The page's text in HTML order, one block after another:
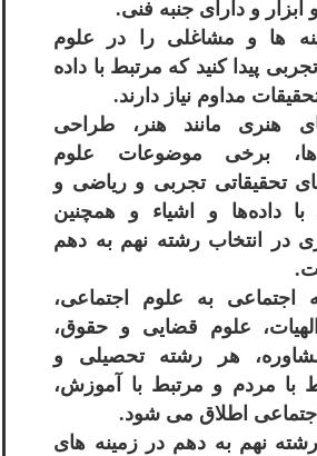
ابزار و دارای جنبه فنی.
ها و مشاغلی را در علوم
پیدا کنید که مرتبط با داده
مداوم نیاز دارند.
هنری مانند هنر، طراحی
برخی موضوعات علوم
تحقیقاتی تجربی و ریاضی و
داده‌ها و اشیاء و همچنین
در انتخاب رشته نهم به دهم
اجتماعی به علوم اجتماعی،
علوم قضایی و حقوق،
هر رشته تحصیلی و
با مردم و مرتبط با آموزش،
اطلاق می شود.
نهم به دهم در زمینه های